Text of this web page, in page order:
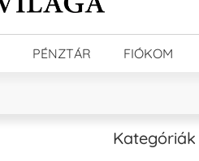
PÉNZTÁR FIÓKOM
Kategóriák